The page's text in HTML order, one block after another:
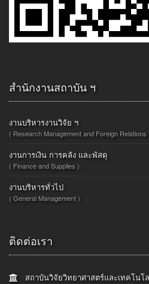
สำนักงานสถาบัน ฯ
งานบริหารงานวิจัย ฯ
( Research Management and Foreign Relations
งานการเงิน การคลัง และพัสดุ
( Finance and Supplies )
งานบริหารทั่วไป
( General Management )
ติดต่อเรา
สถาบันวิจัยวิทยาศาสตร์และเทคโนโ